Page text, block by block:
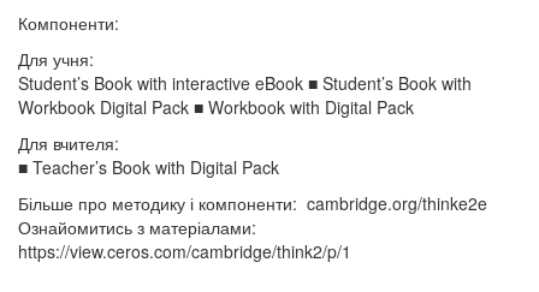
Компоненти:
Для учня:
Student’s Book with interactive eBook ■ Student’s Book with
Workbook Digital Pack ■ Workbook with Digital Pack
Для вчителя:
■ Teacher’s Book with Digital Pack
Більше про методику і компоненти: cambridge.org/thinke2e
Ознайомитись з матеріалами:
https://view.ceros.com/cambridge/think2/p/1